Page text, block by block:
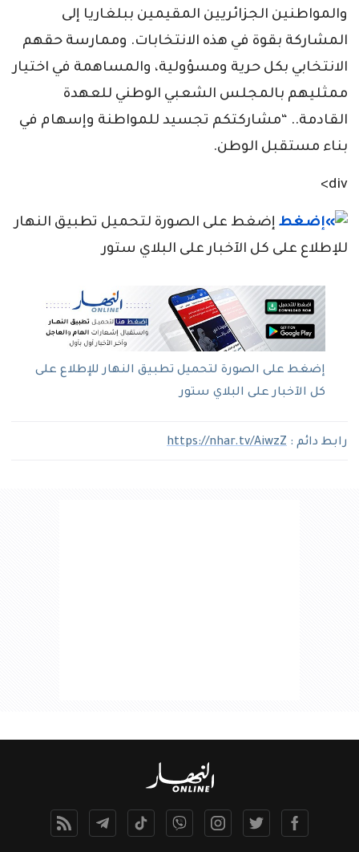
والمواطنين الجزائريين المقيمين ببلغاريا إلى
المشاركة بقوة في هذه الانتخابات. وممارسة حقهم
الانتخابي بكل حرية ومسؤولية، والمساهمة في اختيار
ممثليهم بالمجلس الشعبي الوطني للعهدة
القادمة.. “مشاركتكم تجسيد للمواطنة وإسهام في
بناء مستقبل الوطن.
div>
إضغط على الصورة لتحميل تطبيق النهار
للإطلاع على كل الآخبار على البلاي ستور
إضغط على الصورة لتحميل تطبيق النهار للإطلاع على
كل الآخبار على البلاي ستور
رابط دائم : https://nhar.tv/AiwzZ